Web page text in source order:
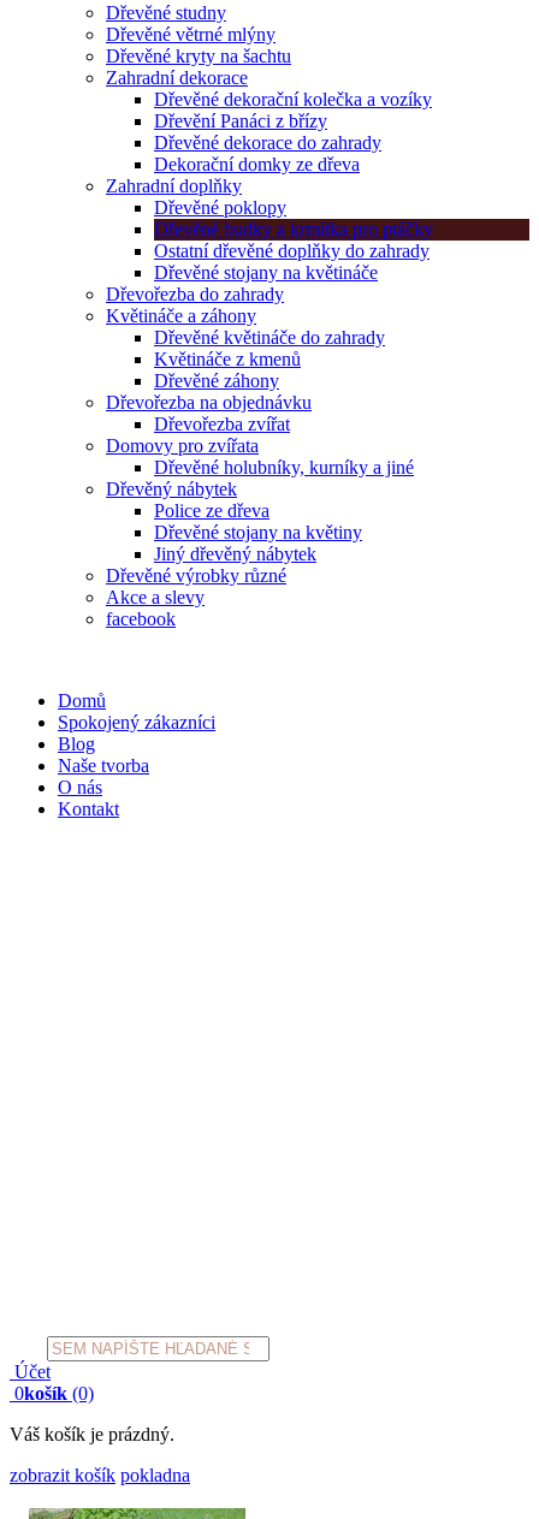
Dřevěné studny
Dřevěné větrné mlýny
Dřevěné kryty na šachtu
Zahradní dekorace
Dřevěné dekorační kolečka a vozíky
Dřevění Panáci z břízy
Dřevěné dekorace do zahrady
Dekorační domky ze dřeva
Zahradní doplňky
Dřevěné poklopy
Dřevěné budky a krmítka pro ptáčky
Ostatní dřevěné doplňky do zahrady
Dřevěné stojany na květináče
Dřevořezba do zahrady
Květináče a záhony
Dřevěné květináče do zahrady
Květináče z kmenů
Dřevěné záhony
Dřevořezba na objednávku
Dřevořezba zvířat
Domovy pro zvířata
Dřevěné holubníky, kurníky a jiné
Dřevěný nábytek
Police ze dřeva
Dřevěné stojany na květiny
Jiný dřevěný nábytek
Dřevěné výrobky různé
Akce a slevy
facebook
Domů
Spokojený zákazníci
Blog
Naše tvorba
O nás
Kontakt
Products
search
Účet
0košík (0)
Váš košík je prázdný.
zobrazit košík pokladna